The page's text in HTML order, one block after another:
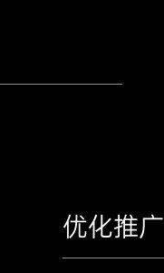
优化推广